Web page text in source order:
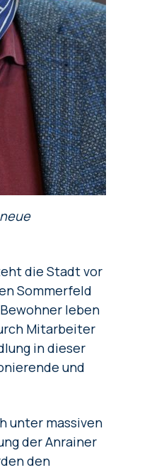
die Stadt vor
Sommerfeld
leben
Mitarbeiter
in dieser
und
unter massiven
der Anrainer
den